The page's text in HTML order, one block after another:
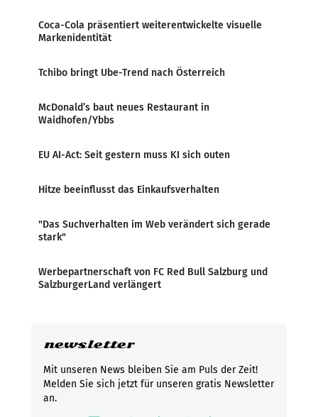
Coca-Cola präsentiert weiterentwickelte visuelle
Markenidentität
Tchibo bringt Ube-Trend nach Österreich
McDonald’s baut neues Restaurant in
Waidhofen/Ybbs
EU AI-Act: Seit gestern muss KI sich outen
Hitze beeinflusst das Einkaufsverhalten
"Das Suchverhalten im Web verändert sich gerade
stark"
Werbepartnerschaft von FC Red Bull Salzburg und
SalzburgerLand verlängert
newsletter
Mit unseren News bleiben Sie am Puls der Zeit!
Melden Sie sich jetzt für unseren gratis Newsletter
an.